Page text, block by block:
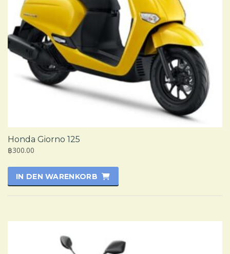
Honda Giorno 125
฿300.00
IN DEN WARENKORB